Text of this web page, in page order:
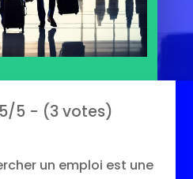
5/5 - (3 votes)
un emploi est une